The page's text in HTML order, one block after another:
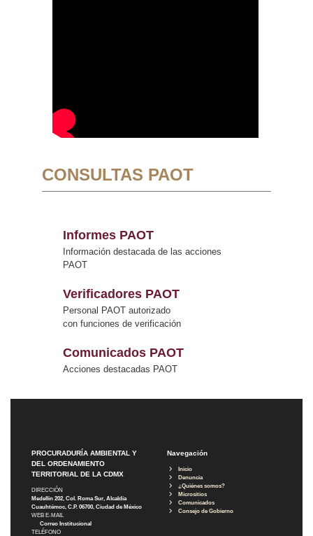
CONSULTAS PAOT
Informes PAOT
Información destacada de las acciones
PAOT
Verificadores PAOT
Personal PAOT autorizado
con funciones de verificación
Comunicados PAOT
Acciones destacadas PAOT
PROCURADURÍA AMBIENTAL Y
DEL ORDENAMIENTO
TERRITORIAL DE LA CDMX
DIRECCIÓN
Medellín 202, Col. Roma Sur, Alcaldía
Cuauhtémoc, C.P. 06700, Ciudad de México
WEB E-MAIL
Correo Institucional
TELÉFONO
Navegación
Inicio
Denuncia
¿Quiénes somos?
Micrositios
Comunicados
Consejo de Gobierno